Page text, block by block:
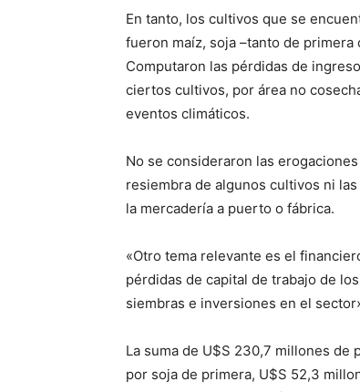
En tanto, los cultivos que se
fueron maíz, soja –tanto de
Computaron las pérdidas de
ciertos cultivos, por área no
eventos climáticos.
No se consideraron las
resiembra de algunos cultivos ni
la mercadería a puerto o fábrica.
«Otro tema relevante es el
pérdidas de capital de trabajo de
siembras e inversiones en el
La suma de U$S 230,7 millones de
por soja de primera, U$S 52,3